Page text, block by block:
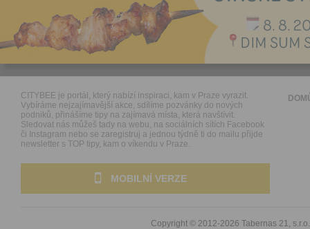
CITYBEE je portál, který nabízí inspiraci, kam v Praze vyrazit.
Vybíráme nejzajímavější akce, sdílíme pozvánky do nových
podniků, přinášíme tipy na zajímavá místa, která navštívit.
Sledovat nás můžeš tady na webu, na sociálních sítích Facebook
či Instagram nebo se zaregistruj a jednou týdně ti do mailu přijde
newsletter s TOP tipy, kam o víkendu v Praze.
MOBILNÍ VERZE
Copyright © 2012-2026 Tabernas 21, s.r.o.